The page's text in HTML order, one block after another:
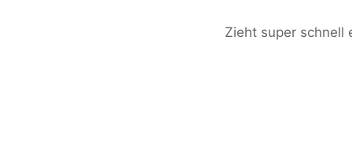
Zieht super schnell